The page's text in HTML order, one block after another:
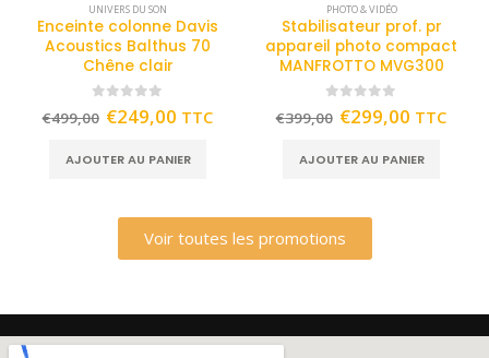
UNIVERS DU SON
Enceinte colonne Davis
Acoustics Balthus 70
Chêne clair
out of 5
€499,00 €249,00 TTC
AJOUTER AU PANIER
PHOTO & VIDÉO
Stabilisateur prof. pr
appareil photo compact
MANFROTTO MVG300
out of 5
€399,00 €299,00 TTC
AJOUTER AU PANIER
Voir toutes les promotions